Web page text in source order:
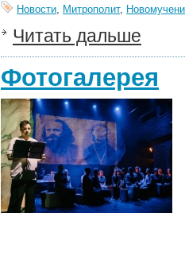
Новости, Митрополит,
Читать дальше
Фотогалерея